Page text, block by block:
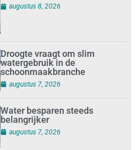
augustus 8, 2026
Droogte vraagt om slim
watergebruik in de
schoonmaakbranche
augustus 7, 2026
Water besparen steeds
belangrijker
augustus 7, 2026